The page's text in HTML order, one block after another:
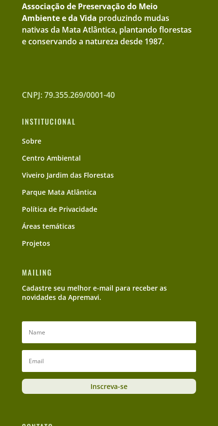
Associação de Preservação do Meio
Ambiente e da Vida produzindo mudas
nativas da Mata Atlântica, plantando florestas
e conservando a natureza desde 1987.
CNPJ: 79.355.269/0001-40
INSTITUCIONAL
Sobre
Centro Ambiental
Viveiro Jardim das Florestas
Parque Mata Atlântica
Política de Privacidade
Áreas temáticas
Projetos
MAILING
Cadastre seu melhor e-mail para receber as
novidades da Apremavi.
Inscreva-se